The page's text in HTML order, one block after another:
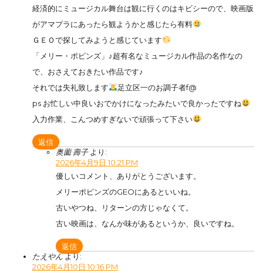
経済的にミュージカル舞台は観に行くのはキビシーので、映画版
がアマプラにあったら観ようかと感じたら有料
ＧＥＯで探してみようと感じています
「メリー・ポピンズ」♪超有名なミュージカル作品の名作なの
で、おさえておきたい作品です♪
それでは失礼致します
足立区一のお調子者f@
ps お忙しい中良いおでかけになったみたいで良かったですね
入力作業、こんつめすぎないで頑張って下さい
返信
奥薗 壽子 より:
2026年4月9日 10:21 PM
優しいコメント、ありがとうございます。
メリーポピンズのGEOにあるといいね。
古いやつね、リターンの方じゃなくて。
古い映画は、なんか味があるというか、良いですね。
返信
たえやんより:
2026年4月10日 10:16 PM